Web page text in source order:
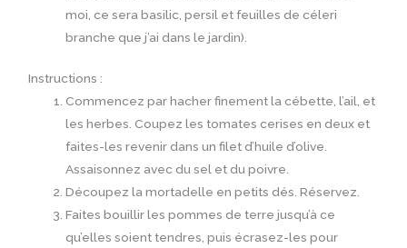
moi, ce sera basilic, persil et feuilles de céleri
branche que j’ai dans le jardin).
Instructions :
Commencez par hacher finement la cébette, l’ail, et
les herbes. Coupez les tomates cerises en deux et
faites-les revenir dans un filet d’huile d’olive.
Assaisonnez avec du sel et du poivre.
Découpez la mortadelle en petits dés. Réservez.
Faites bouillir les pommes de terre jusqu’à ce
qu’elles soient tendres, puis écrasez-les pour